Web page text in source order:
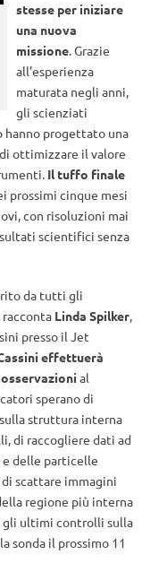
stesse per iniziare
una nuova
missione. Grazie
all’esperienza
maturata negli anni,
gli scienziati
hanno progettato una
ottimizzare il valore
Il tuffo finale
prossimi cinque mesi
con risoluzioni mai
scientifici senza
da tutti gli
Linda Spilker,
presso il Jet
effettuerà
al
sperano di
struttura interna
di raccogliere dati ad
e delle particelle
scattare immagini
regione più interna
ultimi controlli sulla
sonda il prossimo 11